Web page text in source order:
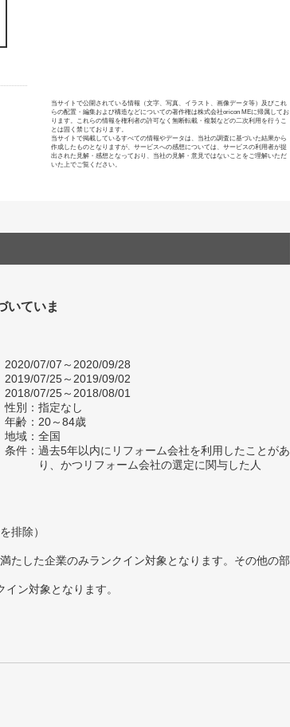
当サイトで公開されている情報（文字、写真、イラスト、画像データ等）及びこれ
らの配置・編集および構造などについての著作権は株式会社oricon MEに帰属してお
ります。これらの情報を権利者の許可なく無断転載・複製などの二次利用を行うこ
とは固く禁じております。
当サイトで掲載しているすべての情報やデータは、当社の調査に基づいた結果から
作成したものとなりますが、サービスへの感想については、サービスの利用者が提
出された見解・感想となっており、当社の見解・意見ではないことをご理解いただ
いた上でご覧ください。
いていま
2020/07/07～2020/09/28
2019/07/25～2019/09/02
2018/07/25～2018/08/01
性別：指定なし
年齢：20～84歳
地域：全国
条件：過去5年以内にリフォーム会社を利用したことがあ
り、かつリフォーム会社の選定に関与した人
排除）
たした企業のみランクイン対象となります。その他の部
ン対象となります。